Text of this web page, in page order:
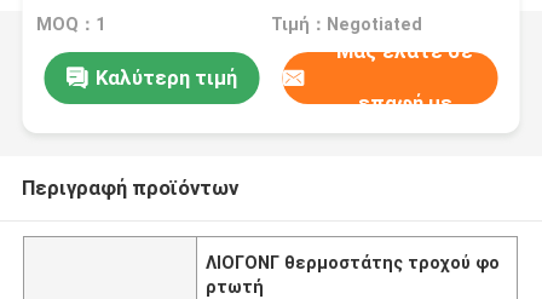
CLG418 / 4180D / 612 / 614
MOQ：1 Τιμή：Negotiated
Καλύτερη τιμή
Μας ελάτε σε
επαφή με
Περιγραφή προϊόντων
ΛΙΟΓΟΝΓ θερμοστάτης τροχού φο
ρτωτή